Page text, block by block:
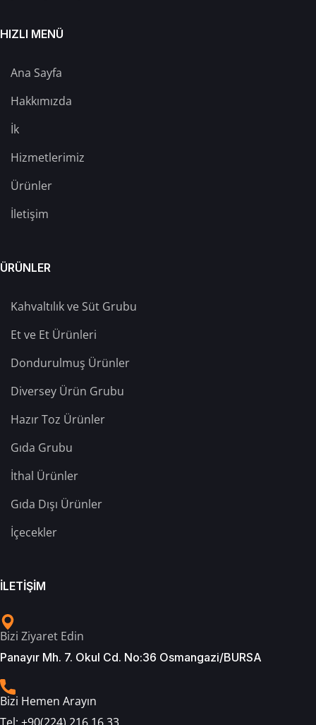
HIZLI MENÜ
Ana Sayfa
Hakkımızda
İk
Hizmetlerimiz
Ürünler
İletişim
ÜRÜNLER
Kahvaltılık ve Süt Grubu
Et ve Et Ürünleri
Dondurulmuş Ürünler
Diversey Ürün Grubu
Hazır Toz Ürünler
Gıda Grubu
İthal Ürünler
Gıda Dışı Ürünler
İçecekler
İLETİŞİM
Bizi Ziyaret Edin
Panayır Mh. 7. Okul Cd. No:36 Osmangazi/BURSA
Bizi Hemen Arayın